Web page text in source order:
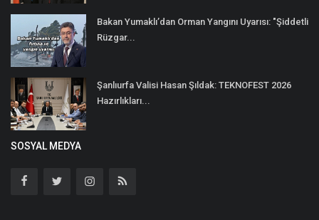
Bakan Yumaklı’dan Orman Yangını Uyarısı: "Şiddetli
Rüzgar...
Şanlıurfa Valisi Hasan Şıldak: TEKNOFEST 2026
Hazırlıkları...
SOSYAL MEDYA